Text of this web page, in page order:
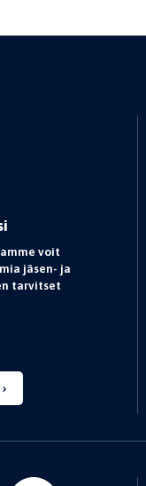
voit
jäsen- ja
tarvitset